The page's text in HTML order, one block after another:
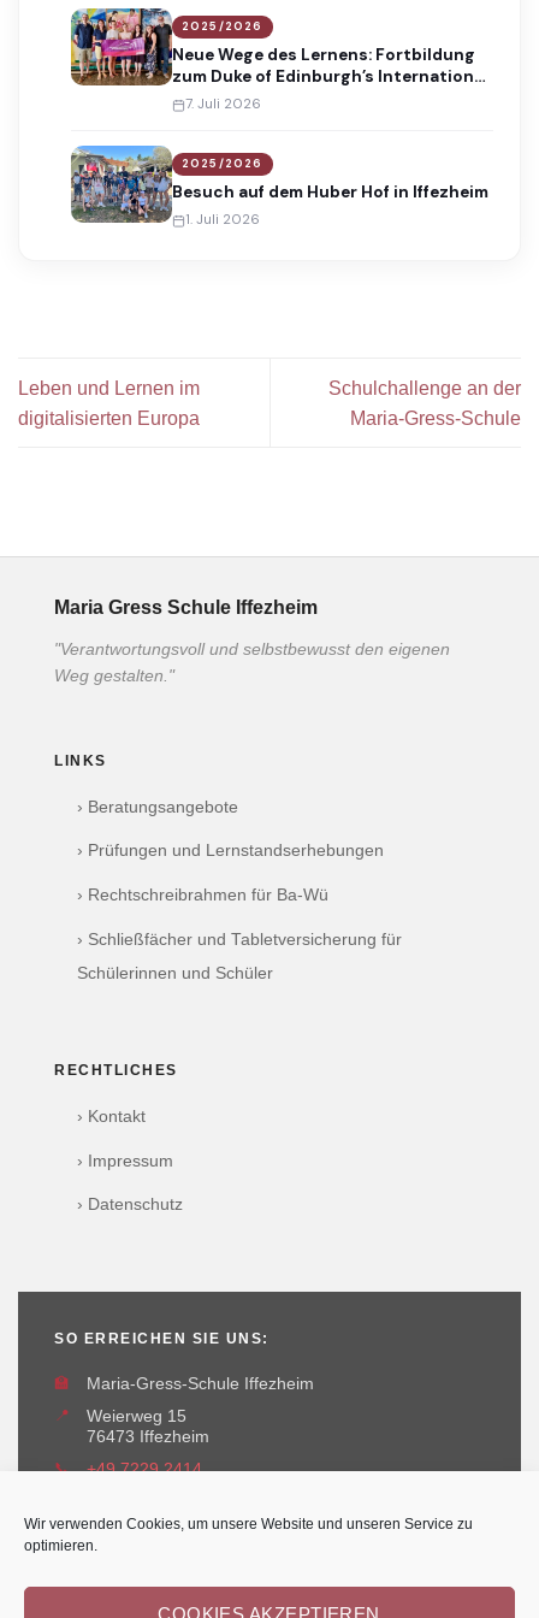
Wir verwenden Cookies, um unsere Website und unseren Service zu
optimieren.
COOKIES AKZEPTIEREN
2025/2026
Neue Wege des Lernens: Fortbildung
zum Duke of Edinburgh’s International
Award
7. Juli 2026
2025/2026
Besuch auf dem Huber Hof in Iffezheim
1. Juli 2026
Leben und Lernen im
digitalisierten Europa
Schulchallenge an der
Maria-Gress-Schule
Maria Gress Schule Iffezheim
"Verantwortungsvoll und selbstbewusst den eigenen
Weg gestalten."
LINKS
› Beratungsangebote
› Prüfungen und Lernstandserhebungen
› Rechtschreibrahmen für Ba-Wü
› Schließfächer und Tabletversicherung für
Schülerinnen und Schüler
RECHTLICHES
› Kontakt
› Impressum
› Datenschutz
SO ERREICHEN SIE UNS:
🏫
Maria-Gress-Schule Iffezheim
📍
Weierweg 15
76473 Iffezheim
📞
+49 7229 2414